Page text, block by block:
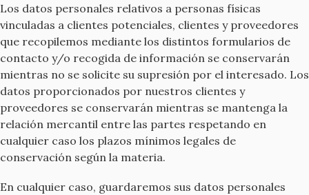
Los datos personales relativos a personas físicas
vinculadas a clientes potenciales, clientes y proveedores
que recopilemos mediante los distintos formularios de
contacto y/o recogida de información se conservarán
mientras no se solicite su supresión por el interesado. Los
datos proporcionados por nuestros clientes y
proveedores se conservarán mientras se mantenga la
relación mercantil entre las partes respetando en
cualquier caso los plazos mínimos legales de
conservación según la materia.
En cualquier caso, guardaremos sus datos personales